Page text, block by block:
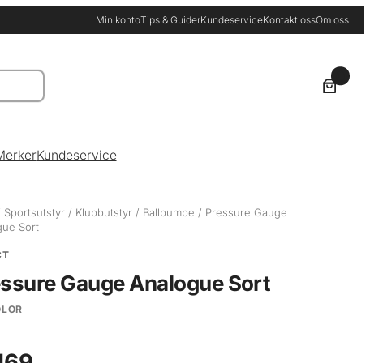
Min kontoTips & GuiderKundeserviceKontakt ossOm oss
Kundeservice
Sportsutstyr / Klubbutstyr / Ballpumpe / Pressure Gauge
Sort
Gauge Analogue Sort